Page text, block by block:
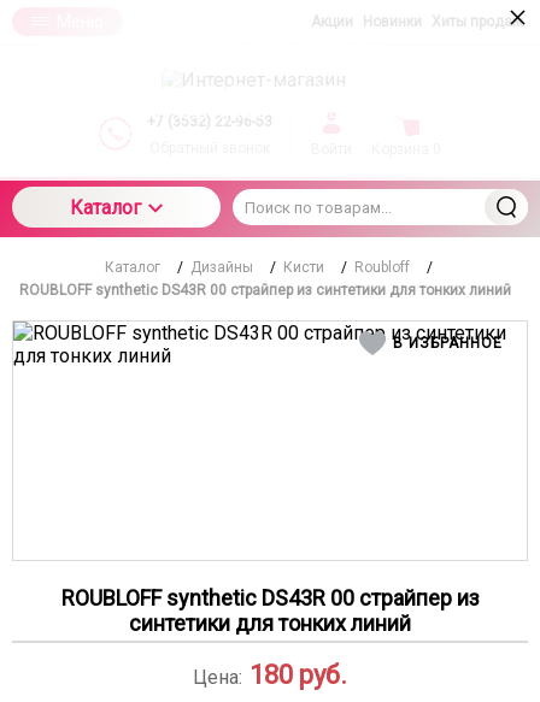
Акции Новинки Хиты продаж
+7 (3532) 22-96-53
Каталог
Каталог / Дизайны / Кисти / Roubloff
/
ROUBLOFF synthetic DS43R 00 страйпер из синтетики для тонких линий
В ИЗБРАННОЕ
ROUBLOFF synthetic DS43R 00 страйпер из
синтетики для тонких линий
Цена: 180 руб.
подтверждаете свое согласие на использование
компанией cookie-файлов в соответствии с
настоящим соглашением в отношении данного
×